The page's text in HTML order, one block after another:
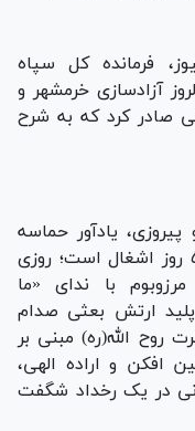
فرمانده کل سپاه
آزادسازی خرمشهر و
صادر کرد که به شرح
یادآور حماسه
ماندگار آزادسازی خرمشهر پس از ۵۷۸ روز اشغال است؛ روزی
با ندای «ما
ارتش بعثی صدام
روح الله(ره) مبنی بر
افکن و اراده الهی،
در یک رخداد شگفت